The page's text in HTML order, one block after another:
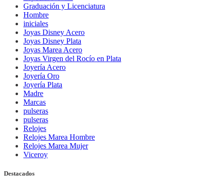
Graduación y Licenciatura
Hombre
iniciales
Joyas Disney Acero
Joyas Disney Plata
Joyas Marea Acero
Joyas Virgen del Rocío en Plata
Joyería Acero
Joyería Oro
Joyería Plata
Madre
Marcas
pulseras
pulseras
Relojes
Relojes Marea Hombre
Relojes Marea Mujer
Viceroy
Destacados